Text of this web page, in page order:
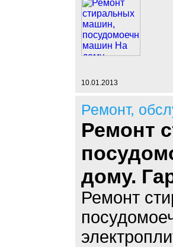
10.01.2013
Ремонт,
Ремонт
дому.
Ремонт